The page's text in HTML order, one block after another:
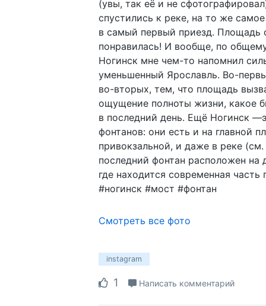
(увы, так её и не
спустились к реке, на то же
в самый первый приезд. Площадь
понравилась! И вообще, по
Ногинск мне чем-то напомнил
уменьшенный Ярославль. Во-
во-вторых, тем, что площадь
ощущение полноты жизни, какое
в последний день. Ещё Ногинск
фонтанов: они есть и на главной
привокзальной, и даже в реке
последний фонтан расположен на
где находится современная часть
#ногинск #мост #фонтан
Смотреть все фото
instagram
1 Написать комментарий